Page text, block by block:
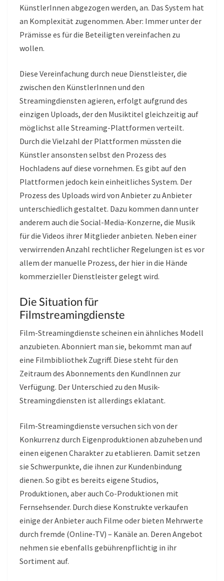
KünstlerInnen abgezogen werden, an. Das System hat
an Komplexität zugenommen. Aber: Immer unter der
Prämisse es für die Beteiligten vereinfachen zu
wollen.
Diese Vereinfachung durch neue Dienstleister, die
zwischen den KünstlerInnen und den
Streamingdiensten agieren, erfolgt aufgrund des
einzigen Uploads, der den Musiktitel gleichzeitig auf
möglichst alle Streaming-Plattformen verteilt.
Durch die Vielzahl der Plattformen müssten die
Künstler ansonsten selbst den Prozess des
Hochladens auf diese vornehmen. Es gibt auf den
Plattformen jedoch kein einheitliches System. Der
Prozess des Uploads wird von Anbieter zu Anbieter
unterschiedlich gestaltet. Dazu kommen dann unter
anderem auch die Social-Media-Konzerne, die Musik
für die Videos ihrer Mitglieder anbieten. Neben einer
verwirrenden Anzahl rechtlicher Regelungen ist es vor
allem der manuelle Prozess, der hier in die Hände
kommerzieller Dienstleister gelegt wird.
Die Situation für
Filmstreamingdienste
Film-Streamingdienste scheinen ein ähnliches Modell
anzubieten. Abonniert man sie, bekommt man auf
eine Filmbibliothek Zugriff. Diese steht für den
Zeitraum des Abonnements den KundInnen zur
Verfügung. Der Unterschied zu den Musik-
Streamingdiensten ist allerdings eklatant.
Film-Streamingdienste versuchen sich von der
Konkurrenz durch Eigenproduktionen abzuheben und
einen eigenen Charakter zu etablieren. Damit setzen
sie Schwerpunkte, die ihnen zur Kundenbindung
dienen. So gibt es bereits eigene Studios,
Produktionen, aber auch Co-Produktionen mit
Fernsehsender. Durch diese Konstrukte verkaufen
einige der Anbieter auch Filme oder bieten Mehrwerte
durch fremde (Online-TV) – Kanäle an. Deren Angebot
nehmen sie ebenfalls gebührenpflichtig in ihr
Sortiment auf.